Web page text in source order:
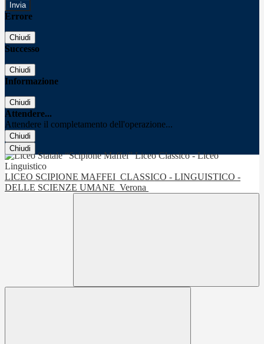
Errore
Chiudi
Successo
Chiudi
Informazione
Chiudi
Attendere...
Attendere il completamento dell'operazione...
Chiudi
Chiudi
LICEO SCIPIONE MAFFEI CLASSICO - LINGUISTICO -
DELLE SCIENZE UMANE Verona